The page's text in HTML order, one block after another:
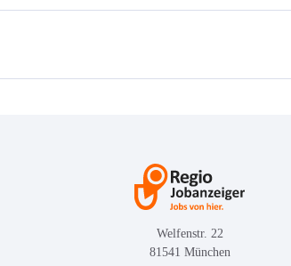
Welfenstr. 22
81541 München